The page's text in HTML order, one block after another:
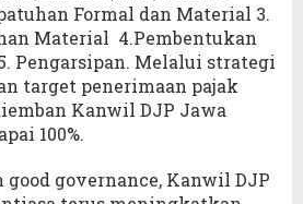
Formal dan Material 3.
Material 4.Pembentukan
Pengarsipan. Melalui strategi
target penerimaan pajak
Kanwil DJP Jawa
100%.
good governance, Kanwil DJP